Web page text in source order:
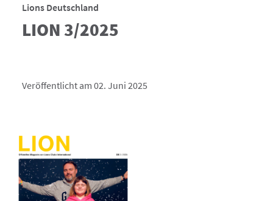
Lions Deutschland
LION 3/2025
Veröffentlicht am 02. Juni 2025